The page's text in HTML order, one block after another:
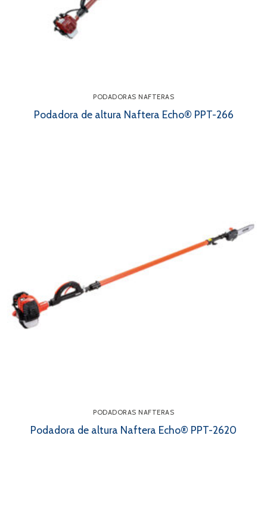
PODADORAS NAFTERAS
Podadora de altura Naftera Echo® PPT-266
PODADORAS NAFTERAS
Podadora de altura Naftera Echo® PPT-2620